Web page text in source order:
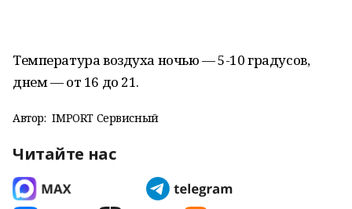
Температура воздуха ночью — 5-10 градусов,
днем — от 16 до 21.
Автор: IMPORT Сервисный
Читайте нас